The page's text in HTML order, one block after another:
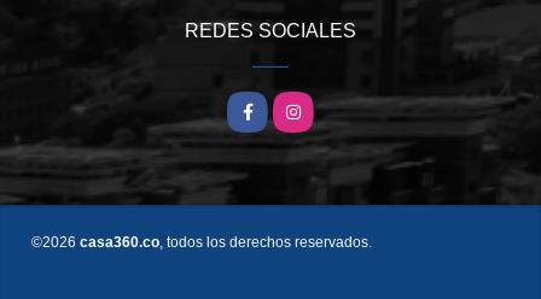
REDES SOCIALES
FacebookInstagram
©2026 casa360.co , todos los derechos reservados.